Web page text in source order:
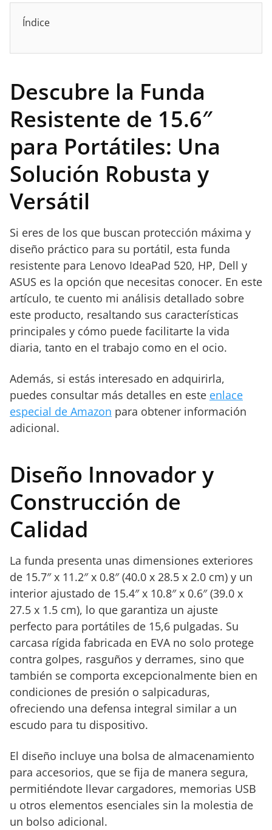
Índice
Descubre la Funda
Resistente de 15.6″
para Portátiles: Una
Solución Robusta y
Versátil
Si eres de los que buscan protección máxima y
diseño práctico para su portátil, esta funda
resistente para Lenovo IdeaPad 520, HP, Dell y
ASUS es la opción que necesitas conocer. En este
artículo, te cuento mi análisis detallado sobre
este producto, resaltando sus características
principales y cómo puede facilitarte la vida
diaria, tanto en el trabajo como en el ocio.
Además, si estás interesado en adquirirla,
puedes consultar más detalles en este enlace
especial de Amazon para obtener información
adicional.
Diseño Innovador y
Construcción de
Calidad
La funda presenta unas dimensiones exteriores
de 15.7″ x 11.2″ x 0.8″ (40.0 x 28.5 x 2.0 cm) y un
interior ajustado de 15.4″ x 10.8″ x 0.6″ (39.0 x
27.5 x 1.5 cm), lo que garantiza un ajuste
perfecto para portátiles de 15,6 pulgadas. Su
carcasa rígida fabricada en EVA no solo protege
contra golpes, rasguños y derrames, sino que
también se comporta excepcionalmente bien en
condiciones de presión o salpicaduras,
ofreciendo una defensa integral similar a un
escudo para tu dispositivo.
El diseño incluye una bolsa de almacenamiento
para accesorios, que se fija de manera segura,
permitiéndote llevar cargadores, memorias USB
u otros elementos esenciales sin la molestia de
un bolso adicional.